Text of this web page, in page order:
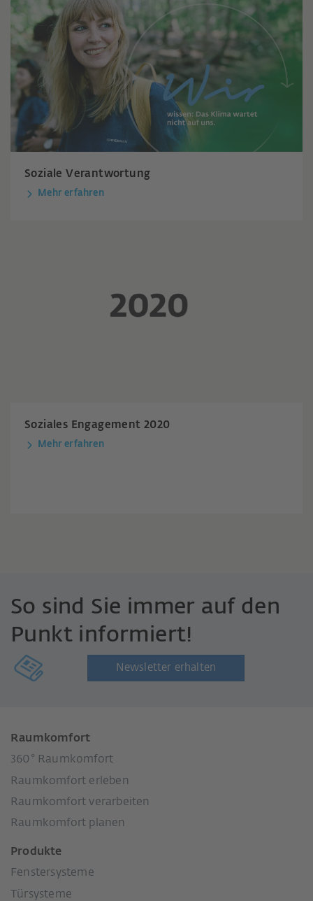
Soziale Verantwortung
Mehr erfahren
Soziales Engagement 2020
Mehr erfahren
So sind Sie immer auf den
Punkt informiert!
Newsletter erhalten
Raumkomfort
360° Raumkomfort
Raumkomfort erleben
Raumkomfort verarbeiten
Raumkomfort planen
Produkte
Fenstersysteme
Türsysteme